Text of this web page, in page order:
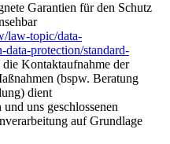
Garantien für den Schutz
law-topic/data-
protection/standard-
die Kontaktaufnahme der
(bspw. Beratung
dient
uns geschlossenen
auf Grundlage